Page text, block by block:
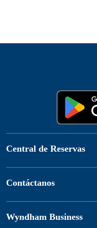
Central de Reservas
Contáctanos
Wyndham Business